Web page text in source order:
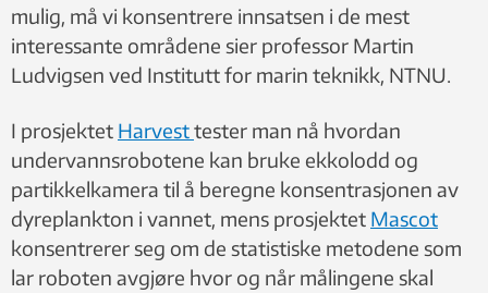
mulig, må vi konsentrere innsatsen i de mest
interessante områdene sier professor Martin
Ludvigsen ved Institutt for marin teknikk, NTNU.
I prosjektet Harvesttester man nå hvordan
undervannsrobotene kan bruke ekkolodd og
partikkelkamera til å beregne konsentrasjonen av
dyreplankton i vannet, mens prosjektet Mascot
konsentrerer seg om de statistiske metodene som
lar roboten avgjøre hvor og når målingene skal